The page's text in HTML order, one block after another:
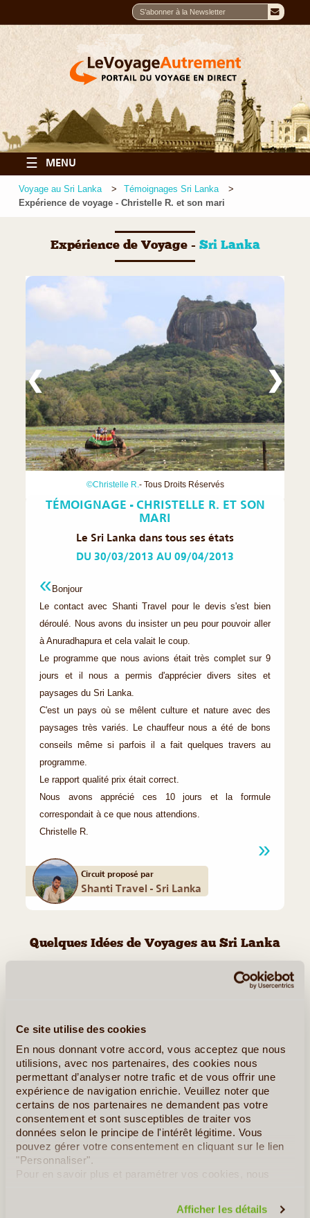
Ce site utilise des cookies
En nous donnant votre accord, vous acceptez que nous
utilisions, avec nos partenaires, des cookies nous
permettant d’analyser notre trafic et de vous offrir une
expérience de navigation enrichie. Veuillez noter que
certains de nos partenaires ne demandent pas votre
consentement et sont susceptibles de traiter vos
données selon le principe de l'intérêt légitime. Vous
pouvez gérer votre consentement en cliquant sur le lien
"Personnaliser".
Pour en savoir plus et paramétrer vos cookies, nous
Afficher les détails
☰ MENU
Voyage au Sri Lanka
Témoignages Sri Lanka
Expérience de voyage - Christelle R. et son mari
Expérience de Voyage - Sri Lanka
©Christelle R. - Tous Droits Réservés
❮ ❯
TÉMOIGNAGE - CHRISTELLE R. ET SON
MARI
Le Sri Lanka dans tous ses états
DU 30/03/2013 AU 09/04/2013
Bonjour
Le contact avec Shanti Travel pour le devis s'est bien
déroulé. Nous avons du insister un peu pour pouvoir aller
à Anuradhapura et cela valait le coup.
Le programme que nous avions était très complet sur 9
jours et il nous a permis d'apprécier divers sites et
paysages du Sri Lanka.
C'est un pays où se mêlent culture et nature avec des
paysages très variés. Le chauffeur nous a été de bons
conseils même si parfois il a fait quelques travers au
programme.
Le rapport qualité prix était correct.
Nous avons apprécié ces 10 jours et la formule
correspondait à ce que nous attendions.
Christelle R.
Circuit proposé par
Shanti Travel - Sri Lanka
Quelques Idées de Voyages au Sri Lanka
8J/7N
plus. En 8 jours, vous explorez quelques-uns des plus beaux